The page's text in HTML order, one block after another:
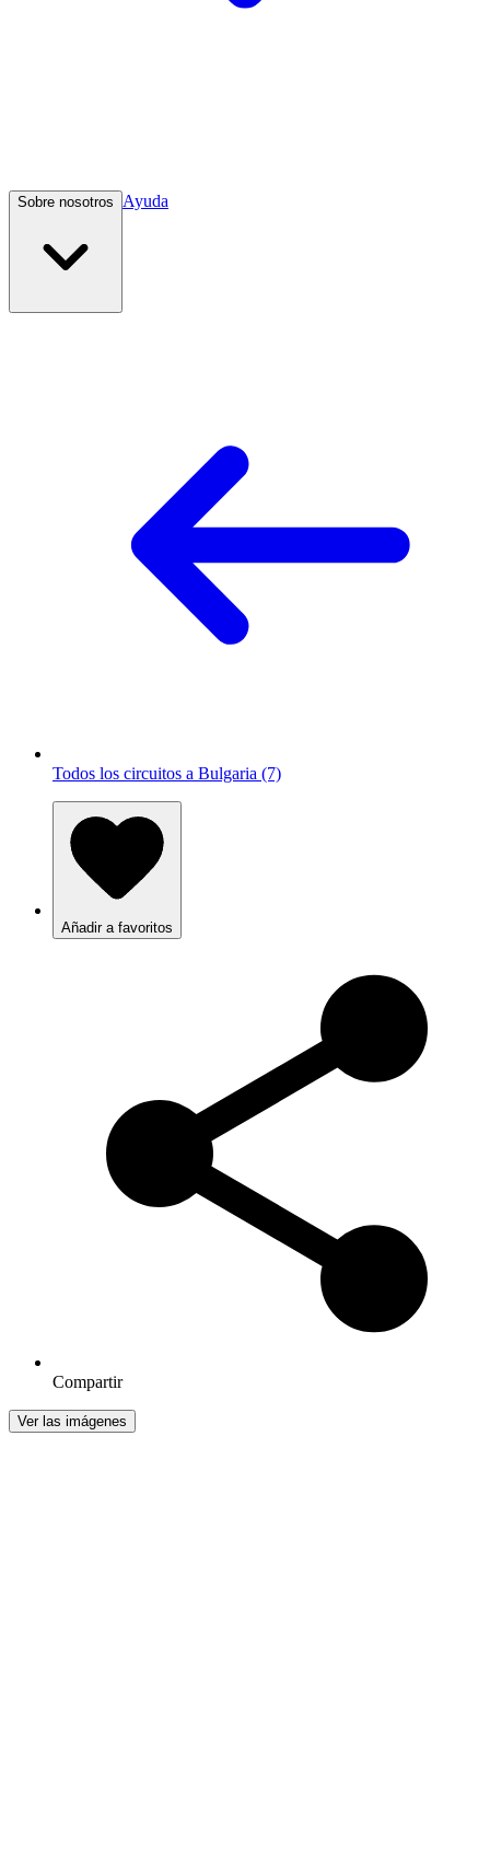
Sobre nosotros Ayuda
Todos los circuitos a Bulgaria (7)
Añadir a favoritos
Compartir
Ver las imágenes